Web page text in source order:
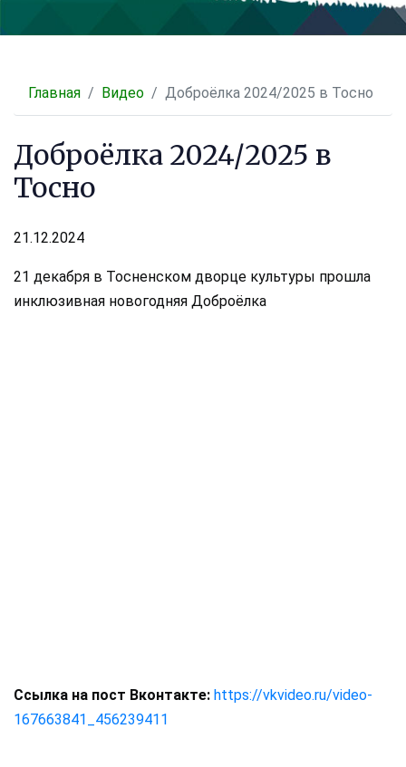
Главная Видео Доброёлка 2024/2025 в Тосно
Доброёлка 2024/2025 в
Тосно
21.12.2024
21 декабря в Тосненском дворце культуры прошла
инклюзивная новогодняя Доброёлка
Ссылка на пост Вконтакте: https://vkvideo.ru/video-
167663841_456239411